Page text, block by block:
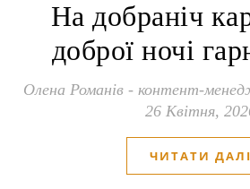
На добраніч
доброї ночі
Олена Романів - контент-
26 Квітня,
ЧИТАТИ ДАЛІ